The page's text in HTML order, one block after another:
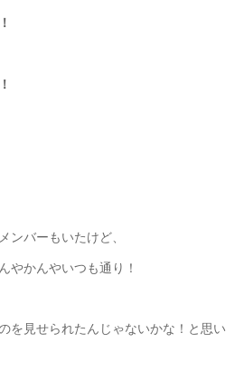
ンバーもいたけど、
やかんやいつも通り！
を見せられたんじゃないかな！と思い